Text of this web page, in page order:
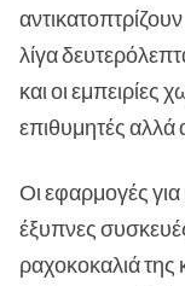
λίγα
και οι εμπειρίες
επιθυμητές αλλά
Οι εφαρμογές για
έξυπνες
ραχοκοκαλιά της